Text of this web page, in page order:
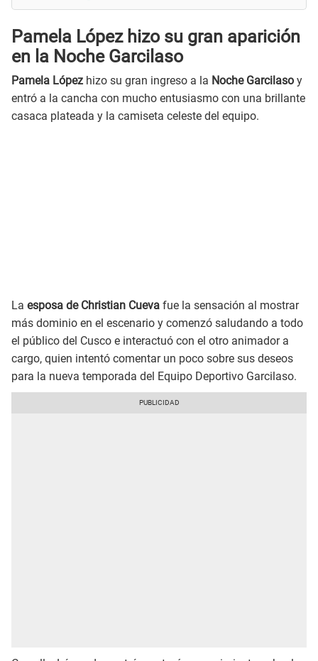
Pamela López hizo su gran aparición
en la Noche Garcilaso
Pamela López hizo su gran ingreso a la Noche Garcilaso y
entró a la cancha con mucho entusiasmo con una brillante
casaca plateada y la camiseta celeste del equipo.
La esposa de Christian Cueva fue la sensación al mostrar
más dominio en el escenario y comenzó saludando a todo
el público del Cusco e interactuó con el otro animador a
cargo, quien intentó comentar un poco sobre sus deseos
para la nueva temporada del Equipo Deportivo Garcilaso.